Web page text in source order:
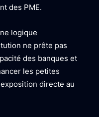
des PME.
logique
ne prête pas
des banques et
les petites
directe au